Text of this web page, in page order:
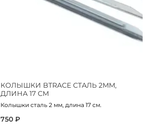
КОЛЫШКИ BTRACE СТАЛЬ 2ММ,
ДЛИНА 17 СМ
Колышки сталь 2 мм, длина 17 см.
750 ₽